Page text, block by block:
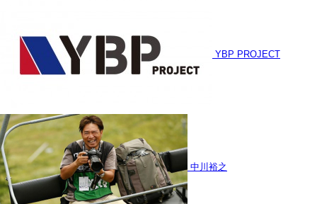
YBP PROJECT
中川裕之